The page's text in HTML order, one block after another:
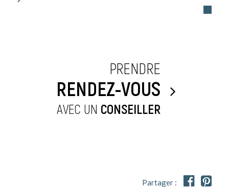
PRENDRE
RENDEZ-VOUS
AVEC UN CONSEILLER
Partager :  